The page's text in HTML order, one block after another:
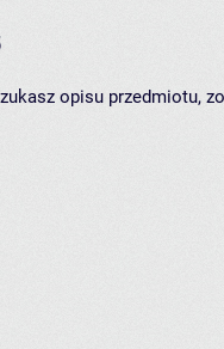
opisu przedmiotu,